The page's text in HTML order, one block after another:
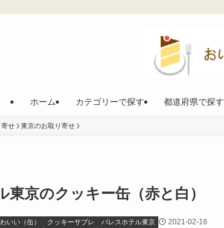
ホーム カテゴリーで探す 都道府県で探す
寄せ 東京のお取り寄せ
東京のクッキー缶（赤と白）
いい（缶） クッキーサブレ パレスホテル東京 2021-02-16